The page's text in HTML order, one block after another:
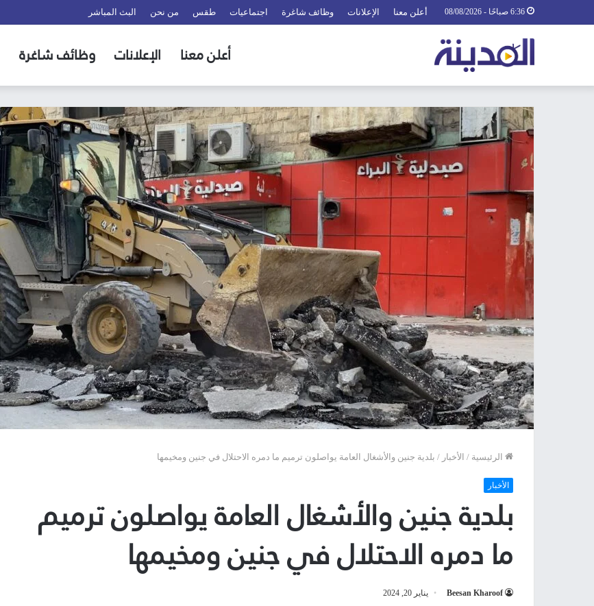
أعلن معنا الإعلانات وظائف شاغرة اجتماعيات طقس من نحن البث المباشر
أعلن معنا الإعلانات وظائف شاغرة
الرئيسية / الأخبار / بلدية جنين والأشغال العامة يواصلون ترميم ما دمره الاحتلال في جنين ومخيمها
الأخبار
بلدية جنين والأشغال العامة يواصلون ترميم
ما دمره الاحتلال في جنين ومخيمها
Beesan Kharoof يناير 20, 2024